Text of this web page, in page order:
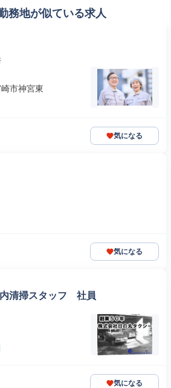
務地が似ている求人
市神宮東
気になる
気になる
清掃スタッフ 社員
気になる